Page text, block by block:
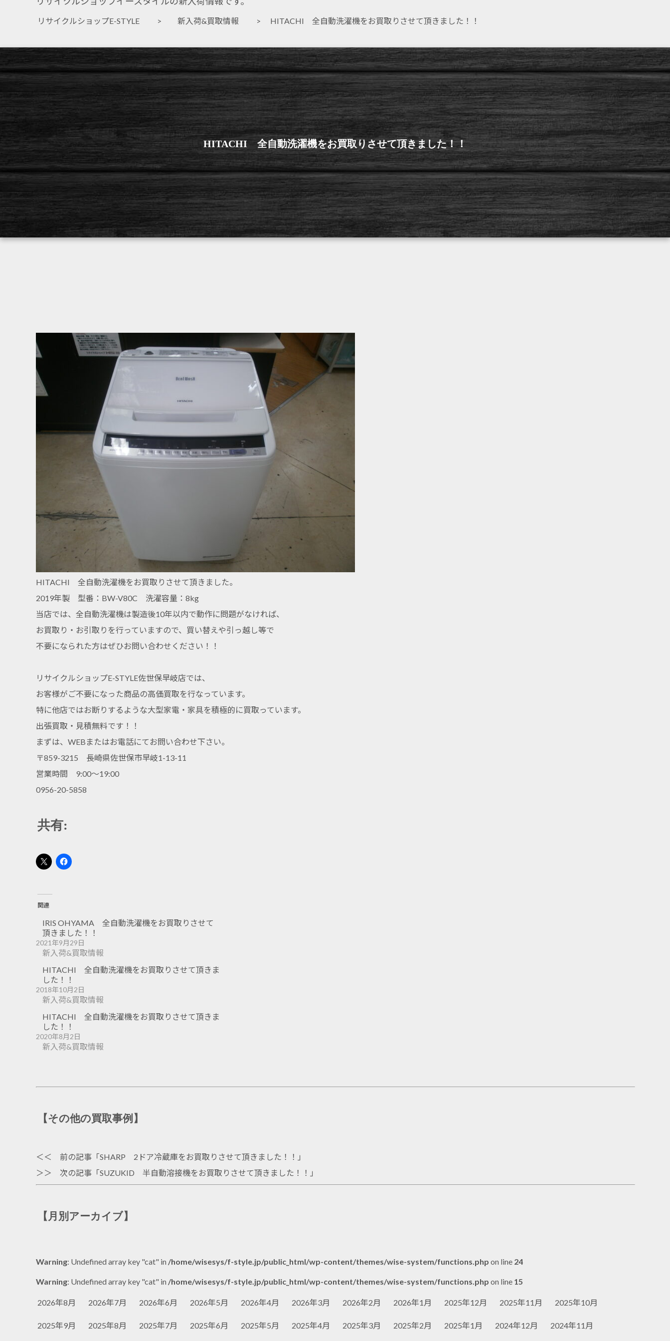
リサイクルショップE-STYLE > 新入荷&買取情報 > HITACHI 全自動洗濯機をお買取りさせて頂きました！！
HITACHI 全自動洗濯機をお買取りさせて頂きました！！
HITACHI 全自動洗濯機をお買取りさせて頂きました。
2019年製 型番：BW-V80C 洗濯容量：8kg
当店では、全自動洗濯機は製造後10年以内で動作に問題がなければ、
お買取り・お引取りを行っていますので、買い替えや引っ越し等で
不要になられた方はぜひお問い合わせください！！
リサイクルショップE-STYLE佐世保早岐店では、
お客様がご不要になった商品の高価買取を行なっています。
特に他店ではお断りするような大型家電・家具を積極的に買取っています。
出張買取・見積無料です！！
まずは、WEBまたはお電話にてお問い合わせ下さい。
〒859-3215 長崎県佐世保市早岐1-13-11
営業時間 9:00～19:00
0956-20-5858
共有:
関連
IRIS OHYAMA 全自動洗濯機をお買取りさせて
頂きました！！
2021年9月29日
新入荷&買取情報
HITACHI 全自動洗濯機をお買取りさせて頂きま
した！！
2018年10月2日
新入荷&買取情報
HITACHI 全自動洗濯機をお買取りさせて頂きま
した！！
2020年8月2日
新入荷&買取情報
【その他の買取事例】
＜＜ 前の記事「SHARP 2ドア冷蔵庫をお買取りさせて頂きました！！ 」
＞＞ 次の記事「SUZUKID 半自動溶接機をお買取りさせて頂きました！！ 」
【月別アーカイブ】
Warning: Undefined array key "cat" in /home/wisesys/f-style.jp/public_html/wp-content/themes/wise-system/functions.php on line 24
Warning: Undefined array key "cat" in /home/wisesys/f-style.jp/public_html/wp-content/themes/wise-system/functions.php on line 15
2026年8月 2026年7月 2026年6月 2026年5月 2026年4月 2026年3月 2026年2月 2026年1月 2025年12月 2025年11月 2025年10月
2025年9月 2025年8月 2025年7月 2025年6月 2025年5月 2025年4月 2025年3月 2025年2月 2025年1月 2024年12月 2024年11月